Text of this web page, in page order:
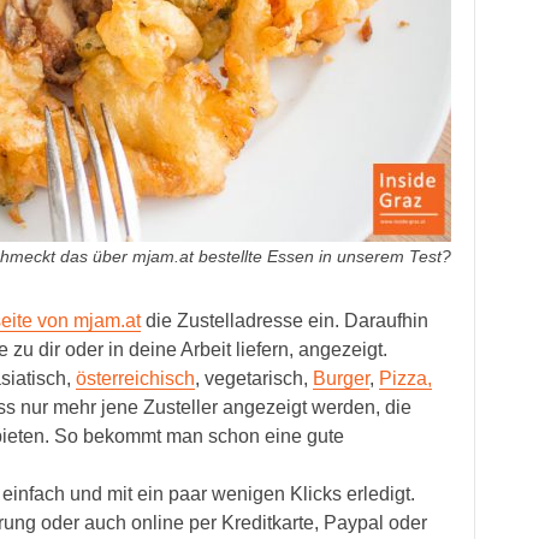
das über mjam.at bestellte Essen in unserem Test?
von mjam.atdie Zustelladresse ein. Daraufhin
zu dir oder in deine Arbeit liefern, angezeigt.
österreichisch, vegetarisch, Burger, Pizza,
nur mehr jene Zusteller angezeigt werden, die
So bekommt man schon eine gute
und mit ein paar wenigen Klicks erledigt.
oder auch online per Kreditkarte, Paypal oder